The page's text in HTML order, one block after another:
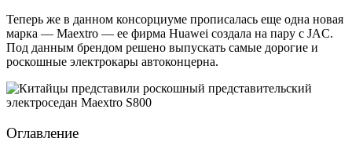
Теперь же в данном консорциуме прописалась еще одна новая
марка — Maextro — ее фирма Huawei создала на пару с JAC.
Под данным брендом решено выпускать самые дорогие и
роскошные электрокары автоконцерна.
Оглавление